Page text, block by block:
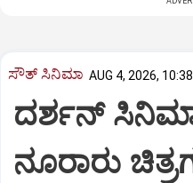
ಸೌತ್‌ ಸಿನಿಮಾ AUG 4, 2026,
ದರ್ಶನ್
ನೂರಾರು